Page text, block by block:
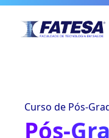
Curso de Pós-
Pós-